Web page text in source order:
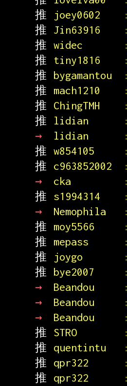
推
joey0602
推
Jin63916
推 widec
推
tiny1816
推
bygamantou
推
mach1210
推
ChingTMH
推
lidian
→
lidian
推 w854105
推
c963852002
→
cka
推
s1994314
→
Nemophila
推
moy5566
推
mepass
推
joygo
推
bye2007
→
Beandou
→
Beandou
→
Beandou
推
STRO
推
quentintu
推
qpr322
推
qpr322